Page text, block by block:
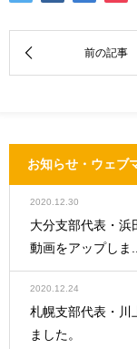
お知らせ・ウェブ
2020.12.30
大分支部代表・
動画をアップしま...
2020.12.24
札幌支部代表・
ました。